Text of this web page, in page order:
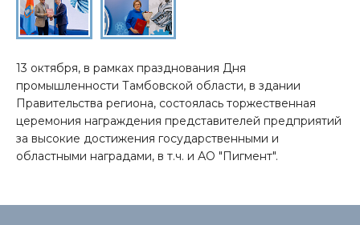
13 октября, в рамках празднования Дня
промышленности Тамбовской области, в здании
Правительства региона, состоялась торжественная
церемония награждения представителей предприятий
за высокие достижения государственными и
областными наградами, в т.ч. и АО "Пигмент".